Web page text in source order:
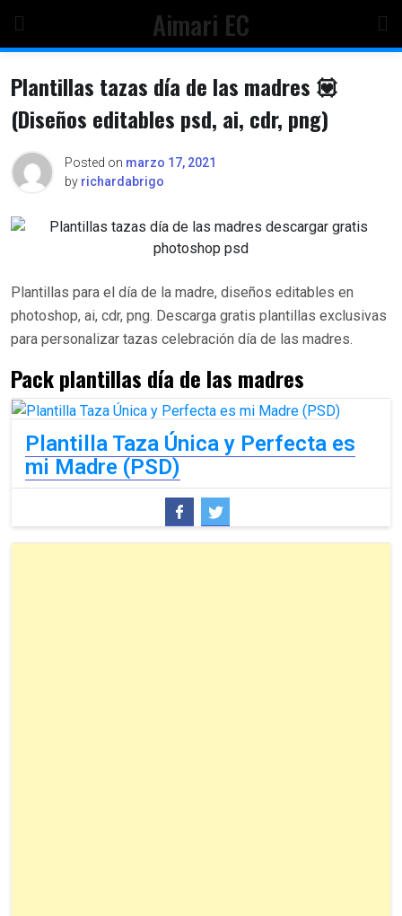
content
Aimari EC
Plantillas tazas día de las madres 💟
(Diseños editables psd, ai, cdr, png)
Posted on marzo 17, 2021
by richardabrigo
Plantillas para el día de la madre, diseños editables en
photoshop, ai, cdr, png. Descarga gratis plantillas exclusivas
para personalizar tazas celebración día de las madres.
Pack plantillas día de las madres
Plantilla Taza Única y Perfecta es
mi Madre (PSD)